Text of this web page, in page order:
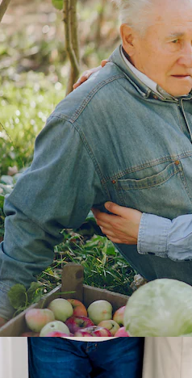
最高のクリエイティブ制作を導
ットフォーム。クリエイター、
店、スタジオを含む100万人以上
います。
日本語
Copyright © 2010-2026Freepik